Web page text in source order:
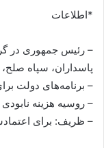
*اطلاعات
– رئیس جمهوری در
پاسداران، سپاه
– برنامه‌های دولت
– روسیه هزینه
– ظریف: برای